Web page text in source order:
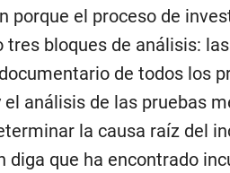
porque el proceso de
bloques de análisis:
de todos los
análisis de las pruebas
la causa raíz del
diga que ha encontrado